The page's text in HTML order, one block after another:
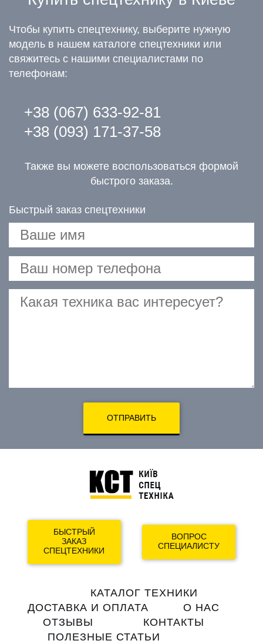
Чтобы купить спецтехнику, выберите нужную
модель в нашем каталоге спецтехники или
свяжитесь с нашими специалистами по
телефонам:
+38 (067) 633-92-81
+38 (093) 171-37-58
Также вы можете воспользоваться формой
быстрого заказа.
Быстрый заказ спецтехники
ОТПРАВИТЬ
БЫСТРЫЙ
ЗАКАЗ
СПЕЦТЕХНИКИ
ВОПРОС
СПЕЦИАЛИСТУ
navigation
КАТАЛОГ ТЕХНИКИ
ДОСТАВКА И ОПЛАТА
О НАС
ОТЗЫВЫ
КОНТАКТЫ
ПОЛЕЗНЫЕ СТАТЬИ